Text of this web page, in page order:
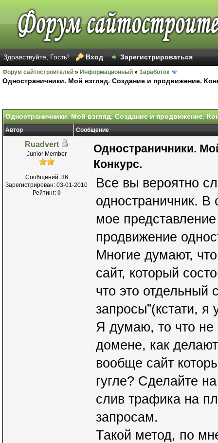
Здравствуйте, Гость! Вход Зарегистрироваться
Форум сайтостроителей » Информационный » Заработок
Одностраничники. Мой взгляд. Создание и продвижение.
Одностраничники. Мой взгляд. Создание и продвижение.
Автор Сообщение
Ruadvert
Junior Member
Сообщений: 36
Зарегистрирован: 03-01-2010
Рейтинг: 0
Одностраничники.
Конкурс.
Все вы вероятно
одностраничник.
мое
продвижение
Многие думают,
сайт, который
что это отдельный
запросы”(кстати, я
Я думаю, то что не
домене, как
вообще сайт
гугле? Сделайте
слив трафика на
запросам.
Такой метод, по